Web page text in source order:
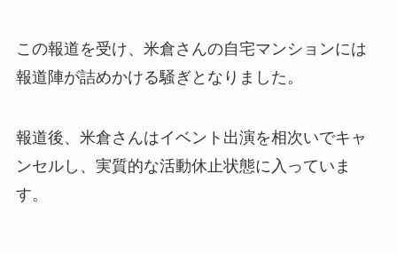
この報道を受け、米倉さんの自宅マンションには
報道陣が詰めかける騒ぎとなりました。
報道後、米倉さんはイベント出演を相次いでキャ
ンセルし、実質的な活動休止状態に入っていま
す。